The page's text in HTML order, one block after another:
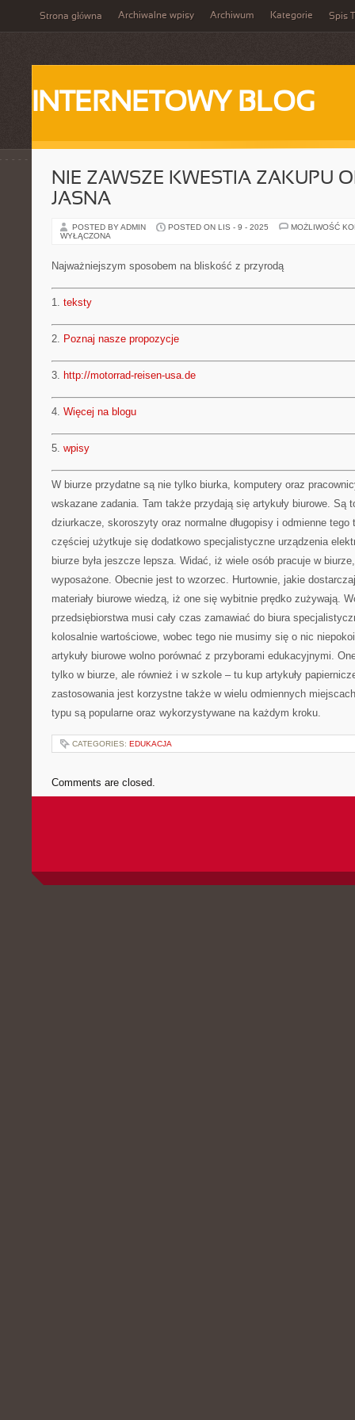
Strona główna Archiwalne wpisy Archiwum Kategorie Spis
INTERNETOWY BLOG
NIE ZAWSZE KWESTIA ZAKUPU
JASNA
POSTED BY ADMIN POSTED ON LIS - 9 - 2025
MOŻLIWOŚĆ
WYŁĄCZONA
Najważniejszym sposobem na bliskość z przyrodą
1. teksty
2. Poznaj nasze propozycje
3. http://motorrad-reisen-usa.de
4. Więcej na blogu
5. wpisy
W biurze przydatne są nie tylko biurka, komputery oraz
wskazane zadania. Tam także przydają się artykuły biurowe. Są
dziurkacze, skoroszyty oraz normalne długopisy i odmienne tego
częściej użytkuje się dodatkowo specjalistyczne urządzenia
biurze była jeszcze lepsza. Widać, iż wiele osób pracuje w
wyposażone. Obecnie jest to wzorzec. Hurtownie, jakie
materiały biurowe wiedzą, iż one się wybitnie prędko zużywają.
przedsiębiorstwa musi cały czas zamawiać do biura
kolosalnie wartościowe, wobec tego nie musimy się o nic
artykuły biurowe wolno porównać z przyborami edukacyjnymi.
tylko w biurze, ale również i w szkole – tu kup artykuły
zastosowania jest korzystne także w wielu odmiennych
typu są popularne oraz wykorzystywane na każdym kroku.
CATEGORIES: EDUKACJA
Comments are closed.